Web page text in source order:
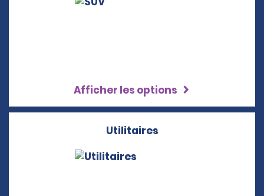
Afficher les options
Utilitaires